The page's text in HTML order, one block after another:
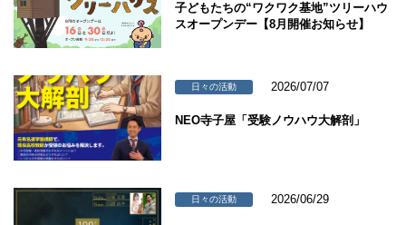
子どもたちの“ワクワク基地”ツリーハウ
スオープンデー【8月開催お知らせ】
日々の活動 2026/07/07
NEO寺子屋「受験ノウハウ大解剖」
日々の活動 2026/06/29